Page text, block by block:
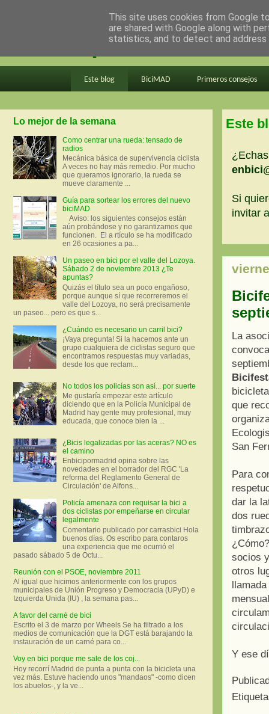
en bici por madrid
Este blog BiciMAD Primeros consejos
Este
Si
invitar
La
que
San
Para
dar la
dos
socios
otros
llamada
Y ese
Lo mejor de la semana
Como centrar una rueda: tensado de
radios
Mecánica básica de supervivencia ciclista
A veces no hay más remedio. Por mucho
que queramos ignorarlo, la rueda se
mueve claramente ...
Guía para sortear los errores del nuevo
biciMAD
Aviso: los siguientes consejos están
aún probándose y no garantizamos que
funcionen. El a rtículo se ha modificado
en 26 ocasiones a pa...
Un paseo en bici por el valle del Lozoya.
Sábado 2 de noviembre 2013 ¿Te
apuntas?
Quizás el título sea un poco engañoso,
porque aunque sí que recorreremos el
valle del Lozoya, no será precisamente
un paseo... pero es que s...
¿Cuándo es necesario un carril bici?
¡Vaya pregunta! Si la hacemos ante un
grupo cualquiera de ciclistas seguro que
encontramos respuestas muy variadas,
desde los que reclam...
No todos los policías son así... por suerte
Me gustaría empezar este artículo
diciendo que en la Policía Municipal de
Madrid hay gente muy profesional, muy
educada, que conoce bien la ...
¿Bicis legalizadas por las aceras? NO es
el camino
Enbicipormadrid opina sobre las
novedades en el borrador del RGC 'La
reforma del Reglamento General de
Circulación' de Alfons...
Policía amenaza con requisar la bici a
dos ciclistas por empeñarse en circular
legalmente
Comentario publicado por carrasbici Hola
buenos días. Os escribo para contaros
una experiencia que me ocurrió el
pasado sábado 5 de Octu...
Reunión con el PSOE, noviembre 2011
Al igual que hicimos anteriormente con los grupos
municipales de Unión Progreso y Democracia (UPyD) e
Izquierda Unida (IU) , la semana pas...
A favor del carné de bici
Escrito el 3 de marzo por Wheels Se ha filtrado a los
medios de comunicación que la DGT está barajando la
instauración de un carné para co...
Voy en bici porque me sale de los coj...
Hoy recorrí Madrid de punta a punta con la bicicleta una
vez más. Estuve haciendo unos "mandaos" -como dicen
los abuelos-, y la ve...
This site uses cookies from Google
are shared with Google along with
statistics, and to detect and address